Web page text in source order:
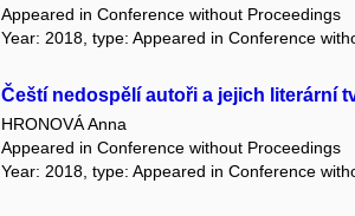
Appeared in Conference without Proceedings
Year: 2018, type: Appeared in Conference
Čeští nedospělí autoři a jejich literární
HRONOVÁ Anna
Appeared in Conference without Proceedings
Year: 2018, type: Appeared in Conference